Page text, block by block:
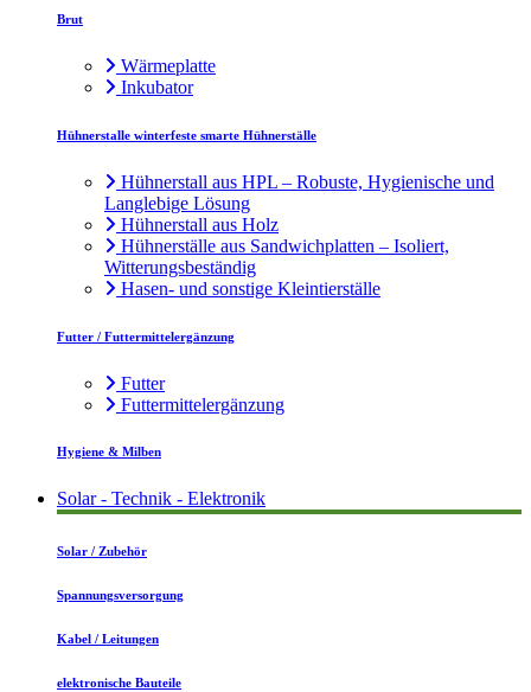
Brut
Wärmeplatte
Inkubator
Hühnerstalle winterfeste smarte Hühnerställe
Hühnerstall aus HPL – Robuste, Hygienische und
Langlebige Lösung
Hühnerstall aus Holz
Hühnerställe aus Sandwichplatten – Isoliert,
Witterungsbeständig
Hasen- und sonstige Kleintierställe
Futter / Futtermittelergänzung
Futter
Futtermittelergänzung
Hygiene & Milben
Solar - Technik - Elektronik
Solar / Zubehör
Spannungsversorgung
Kabel / Leitungen
elektronische Bauteile